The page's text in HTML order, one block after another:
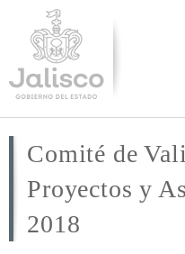
Comité de
Proyectos y
2018